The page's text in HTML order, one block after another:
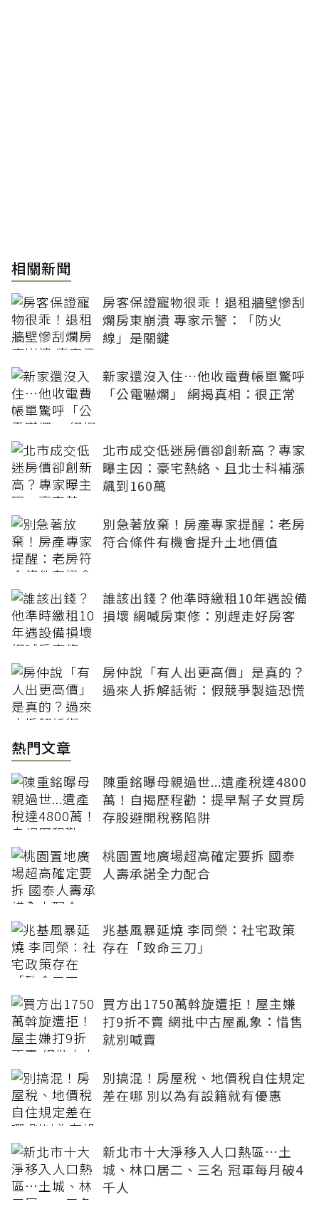
相關新聞
房客保證寵物很乖！退租牆壁慘刮
爛房東崩潰 專家示警：「防火
線」是關鍵
新家還沒入住…他收電費帳單驚呼
「公電嚇爛」 網揭真相：很正常
北市成交低迷房價卻創新高？專家
曝主因：豪宅熱絡、且北士科補漲
飆到160萬
別急著放棄！房產專家提醒：老房
符合條件有機會提升土地價值
誰該出錢？他準時繳租10年遇設備
損壞 網喊房東修：別趕走好房客
房仲說「有人出更高價」是真的？
過來人拆解話術：假競爭製造恐慌
熱門文章
陳重銘曝母親過世...遺產稅達4800
萬！自揭歷程勸：提早幫子女買房
存股避開稅務陷阱
桃園置地廣場超高確定要拆 國泰
人壽承諾全力配合
兆基風暴延燒 李同榮：社宅政策
存在「致命三刀」
買方出1750萬斡旋遭拒！屋主嫌
打9折不賣 網批中古屋亂象：惜售
就別喊賣
別搞混！房屋稅、地價稅自住規定
差在哪 別以為有設籍就有優惠
新北市十大淨移入人口熱區…土
城、林口居二、三名 冠軍每月破4
千人